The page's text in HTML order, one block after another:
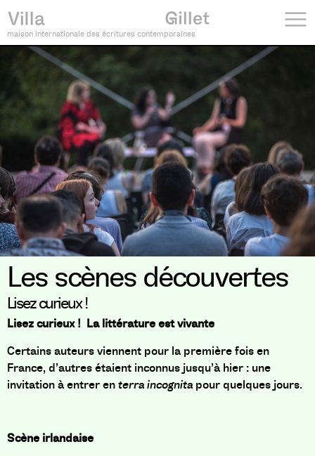
maison internationale des écritures contemporaines
Les scènes découvertes
Lisez curieux !
Lisez curieux ! La littérature est vivante
Certains auteurs viennent pour la première fois en
France, d’autres étaient inconnus jusqu’à hier : une
invitation à entrer enterra incognita pour quelques jours.
Scène irlandaise